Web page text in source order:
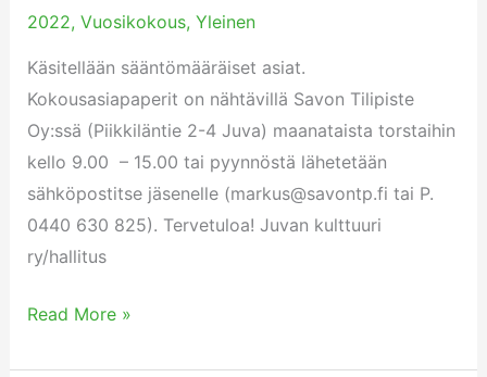
2022, Vuosikokous, Yleinen
Käsitellään sääntömääräiset asiat.
Kokousasiapaperit on nähtävillä Savon Tilipiste
Oy:ssä (Piikkiläntie 2-4 Juva) maanataista torstaihin
kello 9.00 – 15.00 tai pyynnöstä lähetetään
sähköpostitse jäsenelle (markus@savontp.fi tai P.
0440 630 825). Tervetuloa! Juvan kulttuuri
ry/hallitus
22.9.2022
Hautaustoimisto
pitopalvelu
Read More »